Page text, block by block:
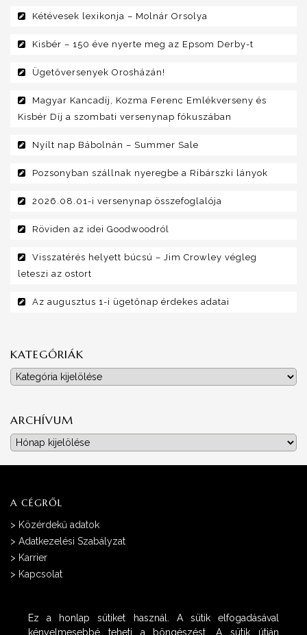
Kétévesek lexikonja – Molnár Orsolya
Kisbér – 150 éve nyerte meg az Epsom Derby-t
Ügetőversenyek Orosházán!
Magyar Kancadíj, Kozma Ferenc Emlékverseny és
Kisbér Díj a szombati versenynap fókuszában
Nyílt nap Bábolnán – Summer Sale
Pozsonyban szállnak nyeregbe a Ribárszki lányok
2026.08.01-i versenynap összefoglalója
Röviden az idei Goodwoodról
Visszatérés helyett búcsú – Jim Crowley végleg
leteszi az ostort
Az augusztus 1-i ügetőnap érdekes adatai
KATEGÓRIÁK
Kategóriák
ARCHÍVUM
Archívum
A CÉGRŐL
> Közérdekű adatok
> Adatkezelési Szabályzat
> Karrier
> Kapcsolat
Ez a honlap sütiket használ. A sütik elfogadásával
kényelmesebbé teheti a böngészést. A sütik útján